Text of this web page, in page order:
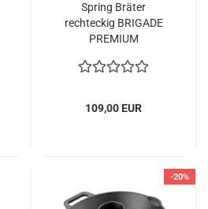
Spring Bräter
rechteckig BRIGADE
PREMIUM
109,00 EUR
-20%